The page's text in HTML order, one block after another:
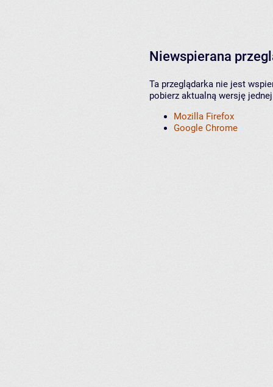
Niewspierana
Ta przeglądarka nie jest
pobierz aktualną wersję
Mozilla Firefox
Google Chrome